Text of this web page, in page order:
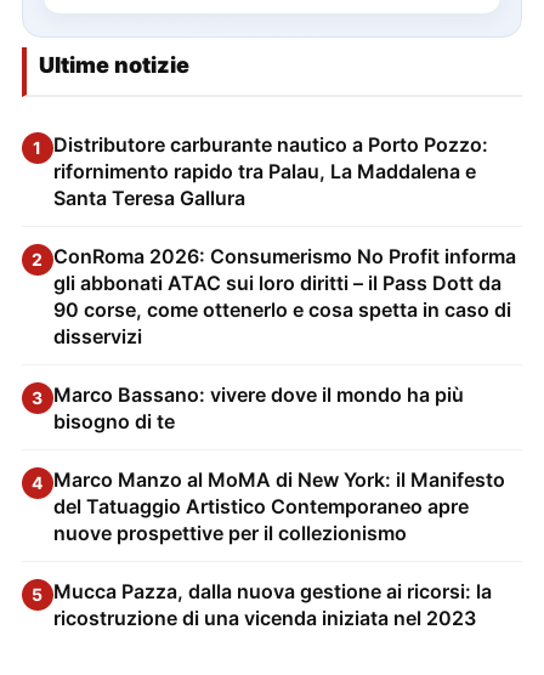
Ultime notizie
1
Distributore carburante nautico a Porto Pozzo:
rifornimento rapido tra Palau, La Maddalena e
Santa Teresa Gallura
2 ConRoma 2026: Consumerismo No Profit informa
gli abbonati ATAC sui loro diritti – il Pass Dott da
90 corse, come ottenerlo e cosa spetta in caso di
disservizi
3 Marco Bassano: vivere dove il mondo ha più
bisogno di te
4 Marco Manzo al MoMA di New York: il Manifesto
del Tatuaggio Artistico Contemporaneo apre
nuove prospettive per il collezionismo
5 Mucca Pazza, dalla nuova gestione ai ricorsi: la
ricostruzione di una vicenda iniziata nel 2023